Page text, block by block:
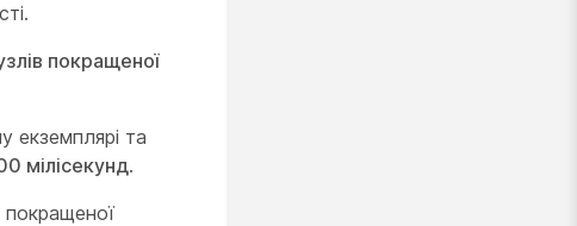
покращеної
екземплярі та
мілісекунд.
покращеної